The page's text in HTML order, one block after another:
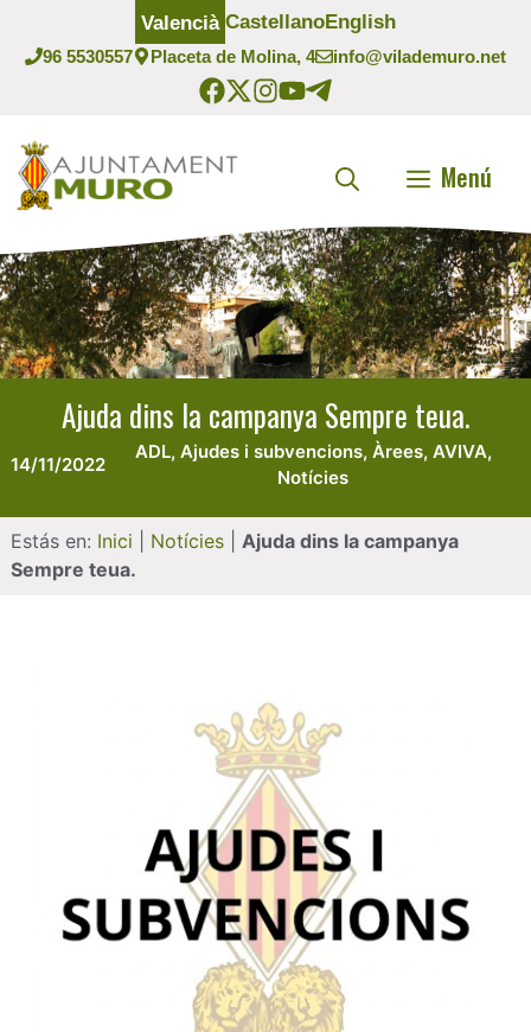
contingut
96 5530557 Placeta de Molina, 4 info@vilademuro.net
Valencià CastellanoEnglish
Menú
Ajuda dins la campanya Sempre teua.
14/11/2022
ADL, Ajudes i subvencions, Àrees, AVIVA,
Notícies
Estás en: Inici Notícies| Ajuda dins la campanya
Sempre teua.